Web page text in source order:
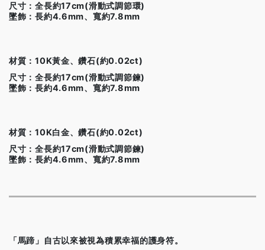
尺寸：全長約17cm(滑動式調節環)
墜飾：長約4.6mm、寬約7.8mm
材質：10K黃金、鑽石(約0.02ct)
尺寸：全長約17cm(滑動式調節鍊)
墜飾：長約4.6mm、寬約7.8mm
材質：10K白金、鑽石(約0.02ct)
尺寸：全長約17cm(滑動式調節鍊)
墜飾：長約4.6mm、寬約7.8mm
「馬蹄」自古以來被視為積累幸福的護身符。